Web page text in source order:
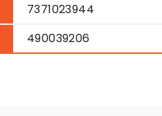
7371023944
490039206